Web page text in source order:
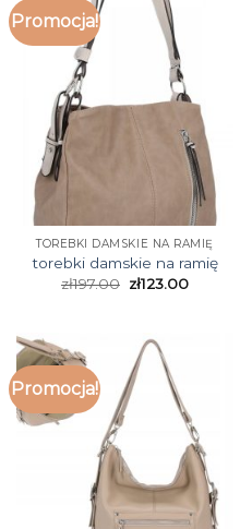
Promocja!
TOREBKI DAMSKIE NA RAMIĘ
torebki damskie na ramię
zł197.00 zł123.00
Promocja!